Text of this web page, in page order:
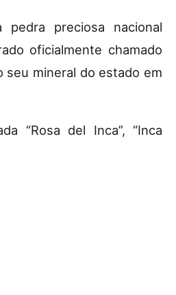
pedra preciosa nacional
oficialmente chamado
seu mineral do estado em
“Rosa del Inca”, “Inca